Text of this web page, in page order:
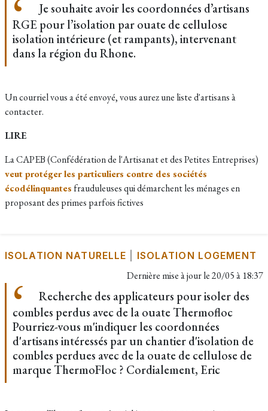
Je souhaite avoir les coordonnées d’artisans
RGE pour l’isolation par ouate de cellulose
isolation intérieure (et rampants), intervenant
dans la région du Rhone.
Un courriel vous a été envoyé, vous aurez une liste d'artisans à
contacter.
LIRE
La CAPEB (Confédération de l'Artisanat et des Petites Entreprises)
veut protéger les particuliers contre des sociétés
écodélinquantes frauduleuses qui démarchent les ménages en
proposant des primes parfois fictives
ISOLATION NATURELLE ISOLATION LOGEMENT
Dernière mise à jour le20/05 à 18:37
Recherche des applicateurs pour isoler des
combles perdus avec de la ouate Thermofloc
Pourriez-vous m'indiquer les coordonnées
d'artisans intéressés par un chantier d'isolation de
combles perdues avec de la ouate de cellulose de
marque ThermoFloc ? Cordialement, Eric